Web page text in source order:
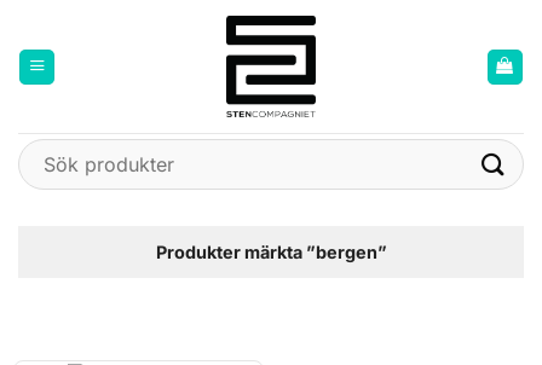
content
Sök
efter:
Produkter märkta ”bergen”